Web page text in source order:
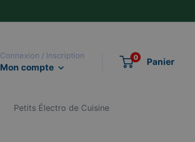
Connexion / Inscription
Mon compte
0 Panier
Petits Électro de Cuisine